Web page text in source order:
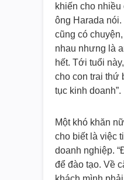
khiến cho nhiều
ông Harada nói.
cũng có
nhau nhưng là
hết. Tới tuổi
cho con trai thứ
tục kinh doanh”.
Một khó khăn
cho biết là việc
doanh nghiệp.
để đào tạo. Về